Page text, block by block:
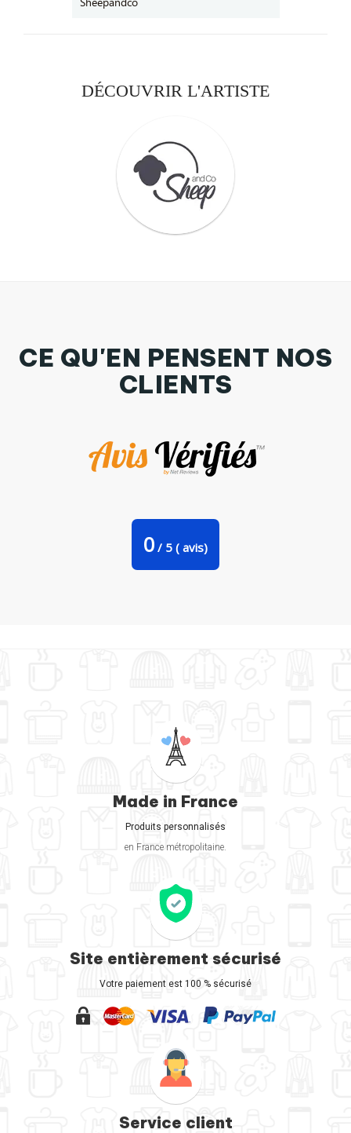
DÉCOUVRIR L'ARTISTE
CE QU'EN PENSENT NOS
CLIENTS
0 / 5 ( avis)
Made in France
Produits personnalisés
en France métropolitaine.
Site entièrement sécurisé
Votre paiement est 100 % sécurisé
Service client